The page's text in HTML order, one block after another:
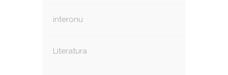
interonu
Literatura